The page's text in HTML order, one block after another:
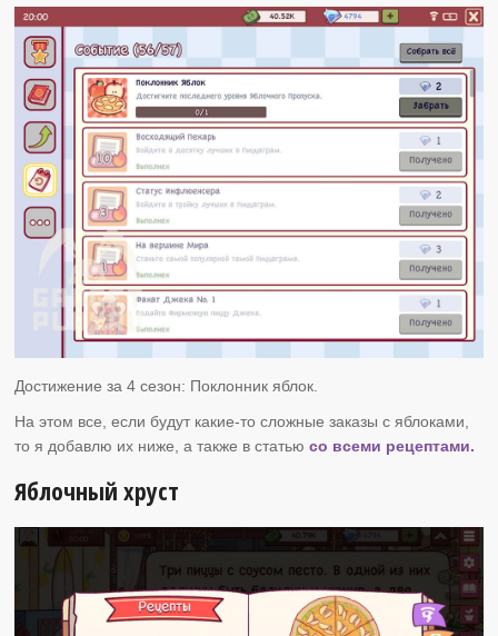
Достижение за 4 сезон: Поклонник яблок.
На этом все, если будут какие-то сложные заказы с яблоками,
то я добавлю их ниже, а также в статьюсо всеми рецептами.
Яблочный хруст